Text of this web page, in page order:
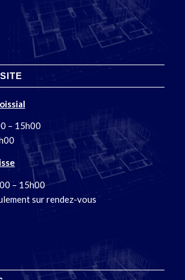
– 15h00
– 15h00
sur rendez-vous